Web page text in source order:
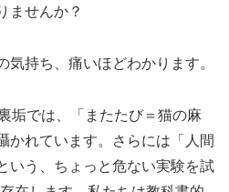
ませんか？
気持ち、痛いほどわかります。
垢では、「またたび＝猫の麻
かれています。さらには「人間
いう、ちょっと危ない実験を試